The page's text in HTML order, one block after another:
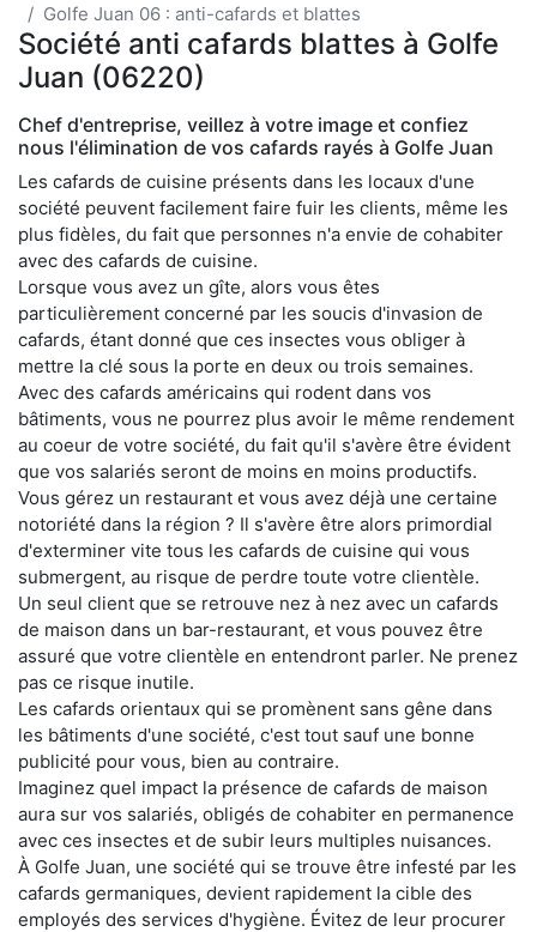
Golfe Juan 06 : anti-cafards et blattes
Société anti cafards blattes à Golfe
Juan (06220)
Chef d'entreprise, veillez à votre image et confiez
nous l'élimination de vos cafards rayés à Golfe Juan
Les cafards de cuisine présents dans les locaux d'une
société peuvent facilement faire fuir les clients, même les
plus fidèles, du fait que personnes n'a envie de cohabiter
avec des cafards de cuisine.
Lorsque vous avez un gîte, alors vous êtes
particulièrement concerné par les soucis d'invasion de
cafards, étant donné que ces insectes vous obliger à
mettre la clé sous la porte en deux ou trois semaines.
Avec des cafards américains qui rodent dans vos
bâtiments, vous ne pourrez plus avoir le même rendement
au coeur de votre société, du fait qu'il s'avère être évident
que vos salariés seront de moins en moins productifs.
Vous gérez un restaurant et vous avez déjà une certaine
notoriété dans la région ? Il s'avère être alors primordial
d'exterminer vite tous les cafards de cuisine qui vous
submergent, au risque de perdre toute votre clientèle.
Un seul client que se retrouve nez à nez avec un cafards
de maison dans un bar-restaurant, et vous pouvez être
assuré que votre clientèle en entendront parler. Ne prenez
pas ce risque inutile.
Les cafards orientaux qui se promènent sans gêne dans
les bâtiments d'une société, c'est tout sauf une bonne
publicité pour vous, bien au contraire.
Imaginez quel impact la présence de cafards de maison
aura sur vos salariés, obligés de cohabiter en permanence
avec ces insectes et de subir leurs multiples nuisances.
À Golfe Juan, une société qui se trouve être infesté par les
cafards germaniques, devient rapidement la cible des
employés des services d'hygiène. Évitez de leur procurer